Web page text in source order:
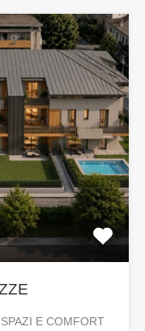
E COMFORT